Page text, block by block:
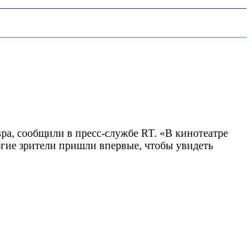
сообщили в пресс-службе RT. «В кинотеатре
зрители пришли впервые, чтобы увидеть